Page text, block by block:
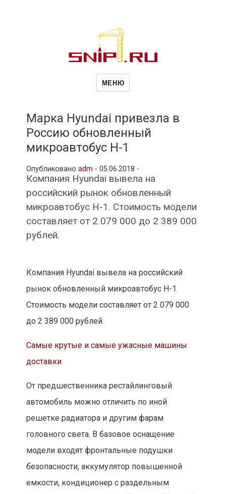
Новости
и
рубрики
МЕНЮ
Марка Hyundai привезла в
Россию обновленный
микроавтобус H-1
Опубликовано adm - 05.06.2018 -
Компания Hyundai вывела на
российский рынок обновленный
микроавтобус H-1. Стоимость модели
составляет от 2 079 000 до 2 389 000
рублей.
Компания Hyundai вывела на российский
рынок обновленный микроавтобус H-1.
Стоимость модели составляет от 2 079 000
до 2 389 000 рублей.
Самые крутые и самые ужасные машины
доставки
От предшественника рестайлинговый
автомобиль можно отличить по иной
решетке радиатора и другим фарам
головного света. В базовое оснащение
модели входят фронтальные подушки
безопасности, аккумулятор повышенной
емкости, кондиционер с раздельным